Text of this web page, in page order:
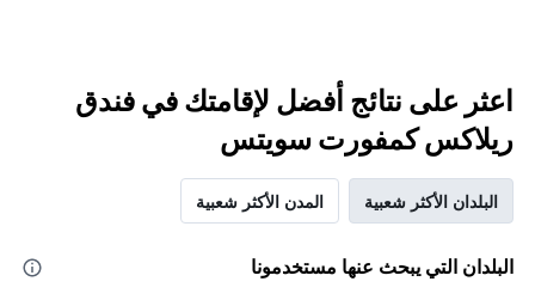
اعثر على نتائج أفضل لإقامتك في فندق
ريلاكس كمفورت سويتس
البلدان الأكثر شعبية المدن الأكثر شعبية
البلدان التي يبحث عنها مستخدمونا